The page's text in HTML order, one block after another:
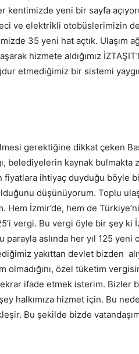
kentimizde yeni bir sayfa
ve elektrikli otobüslerimizin de
35 yeni hat açtık. Ulaşım
hizmete aldığımız
etmediğimiz bir sistemi
gerektiğine dikkat çeken
belediyelerin kaynak bulmakta
fiyatlara ihtiyaç duyduğu böyle
düşünüyorum. Toplu
Hem İzmir’de, hem de
vergi. Bu vergi öyle bir şey ki
aslında her yıl 125 yeni
yakıttan devlet bizden
olmadığını, özel tüketim
ifade etmek isterim. Bizler
halkımıza hizmet için. Bu
Bu şekilde bizde